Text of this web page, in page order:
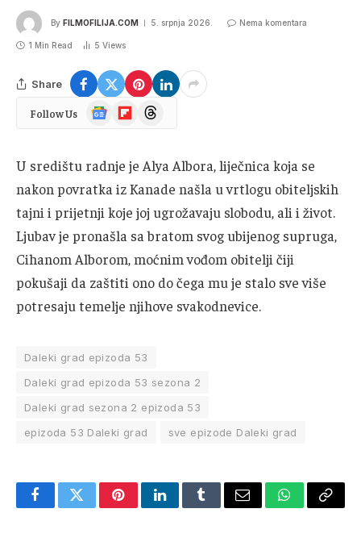
By FILMOFILIJA.COM 5. srpnja 2026. Nema komentara
1 Min Read 5 Views
Share
Follow Us
Google
News
FlipboardThreads
U središtu radnje je Alya Albora, liječnica koja se
nakon povratka iz Kanade našla u vrtlogu obiteljskih
tajni i prijetnji koje joj ugrožavaju slobodu, ali i život.
Ljubav je pronašla sa bratom svog ubijenog supruga,
Cihanom Alborom, moćnim vođom obitelji čiji
pokušaji da zaštiti ono do čega mu je stalo sve više
potresaju temelje njihove svakodnevice.
Daleki grad epizoda 53
Daleki grad epizoda 53 sezona 2
Daleki grad sezona 2 epizoda 53
epizoda 53 Daleki grad
sve epizode Daleki grad
FacebookTwitterPinterestLinkedInTumblrEmail WhatsApp
Copy